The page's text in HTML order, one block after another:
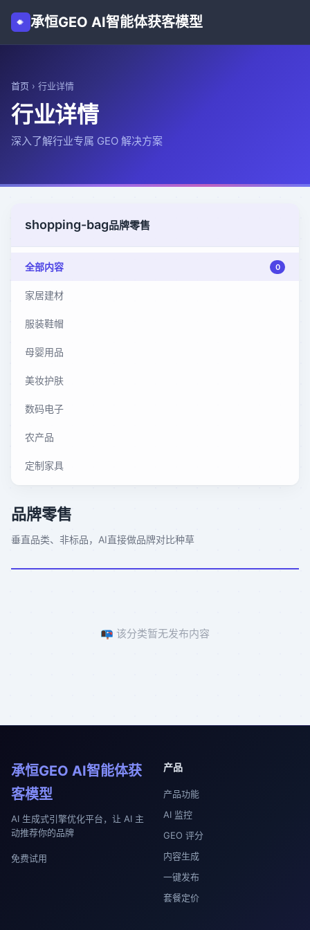
承恒GEO AI智能体获客模型
首页 › 行业详情
行业详情
深入了解行业专属 GEO 解决方案
shopping-bag品牌零售
全部内容 0
家居建材
服装鞋帽
母婴用品
美妆护肤
数码电子
农产品
定制家具
品牌零售
垂直品类、非标品，AI直接做品牌对比种草
📭 该分类暂无发布内容
承恒GEO AI智能体获
客模型
AI 生成式引擎优化平台，让 AI 主
动推荐你的品牌
免费试用
产品
产品功能
AI 监控
GEO 评分
内容生成
一键发布
套餐定价